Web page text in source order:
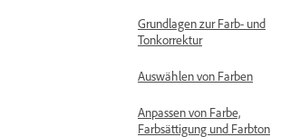
Grundlagen zur Farb- und
Tonkorrektur
Auswählen von Farben
Anpassen von Farbe,
Farbsättigung und Farbton